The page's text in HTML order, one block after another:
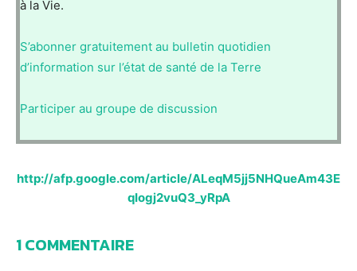
à la Vie.
S’abonner gratuitement au bulletin quotidien
d’information sur l’état de santé de la Terre
Participer au groupe de discussion
http://afp.google.com/article/ALeqM5jj5NHQueAm43E
qIogj2vuQ3_yRpA
1 COMMENTAIRE